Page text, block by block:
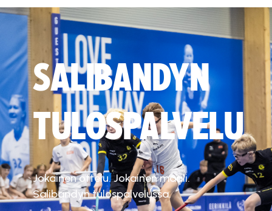
SALIBANDYN
TULOSPALVELU
Jokainen ottelu. Jokainen maali.
Salibandyn tulospalvelussa.